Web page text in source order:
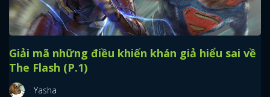
Giải mã những điều khiến khán giả hiểu sai về
The Flash (P.1)
Yasha